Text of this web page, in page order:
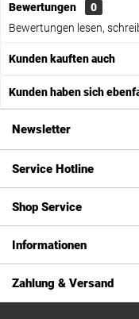
Bewertungen
0
Bewertungen lesen,
Kunden kauften auch
Kunden haben sich
Newsletter
Service Hotline
Shop Service
Informationen
Zahlung & Versand